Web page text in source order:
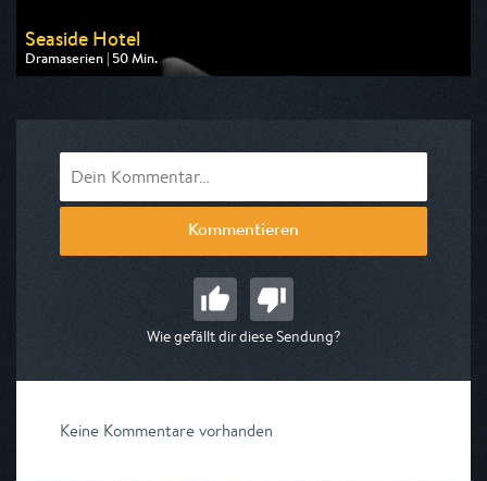
Seaside Hotel
Dramaserien | 50 Min.
Ausgestrahlt von One
Kommentieren
Wie gefällt dir diese Sendung?
Keine Kommentare vorhanden